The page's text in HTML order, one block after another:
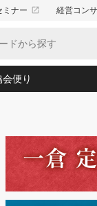
ミナー launch 経営コン
われる 気配りの達
会社守成の好機(38)
間力の磨き方」(86)
東洋思想に学ぶ経営
心平の ──社長のた
ＡＶを味方に！新・
脳の鍛え方(32)
会便り
「愛読者通信」著者
ビジネス見聞録 経
作間信司の経営無形